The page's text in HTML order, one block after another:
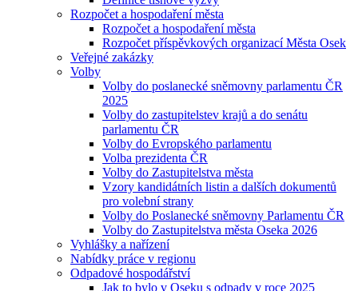
Rozpočet a hospodaření města
Rozpočet a hospodaření města
Rozpočet příspěvkových organizací Města Osek
Veřejné zakázky
Volby
Volby do poslanecké sněmovny parlamentu ČR
2025
Volby do zastupitelstev krajů a do senátu
parlamentu ČR
Volby do Evropského parlamentu
Volba prezidenta ČR
Volby do Zastupitelstva města
Vzory kandidátních listin a dalších dokumentů
pro volební strany
Volby do Poslanecké sněmovny Parlamentu ČR
Volby do Zastupitelstva města Oseka 2026
Vyhlášky a nařízení
Nabídky práce v regionu
Odpadové hospodářství
Jak to bylo v Oseku s odpady v roce 2025